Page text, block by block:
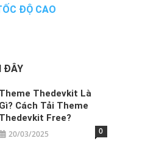
ĐỘ CAO
ĐÂY
Theme Thedevkit​ Là
Gì? Cách Tải Theme
Thedevkit​ Free?
20/03/2025 0